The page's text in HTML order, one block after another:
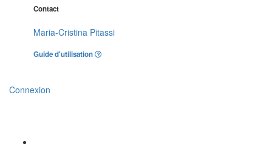
Contact
Maria-Cristina Pitassi
Guide d'utilisation
Connexion